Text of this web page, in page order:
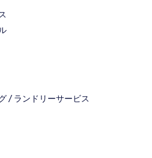
/ ランドリーサービス